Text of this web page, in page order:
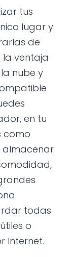
tus
lugar y
de
la ventaja
nube y
en tu
como
almacenar
todas
o
Internet.